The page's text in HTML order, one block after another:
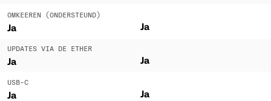
OMKEEREN (ONDERSTEUND)
Ja Ja
UPDATES VIA DE ETHER
Ja Ja
USB-C
Ja Ja